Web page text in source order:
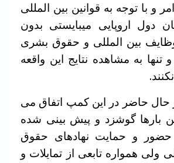
و با توجه به قوانین بین المللی
دول اروپایی میبایستی بدون
بین المللی و حقوق بشری
به مشاهده نتایج این واقعه
حال حاضر در این کمپ اتفاق می
بارها گوشزد و پیش بینی شده
حضور و حمایت نهادهای حقوق
ولی همواره تابعی از تمایلات و